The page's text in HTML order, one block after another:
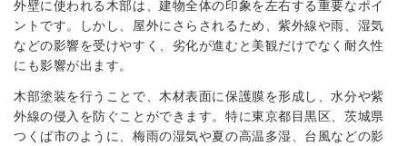
外壁に使われる木部は、建物全体の印象を左右する重要なポイ
ントです。しかし、屋外にさらされるため、紫外線や雨、湿気
などの影響を受けやすく、劣化が進むと美観だけでなく耐久性
にも影響が出ます。
木部塗装を行うことで、木材表面に保護膜を形成し、水分や紫
外線の侵入を防ぐことができます。特に東京都目黒区、茨城県
つくば市のように、梅雨の湿気や夏の高温多湿、台風などの影